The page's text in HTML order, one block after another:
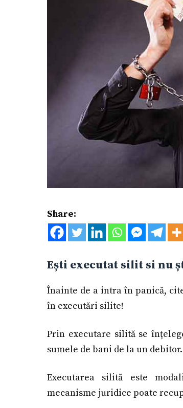
Share:
Ești executat silit si nu
Înainte de a intra în panică,
în executări silite!
Prin executare silită se
sumele de bani de la un debitor.
Executarea silită este
mecanisme juridice poate